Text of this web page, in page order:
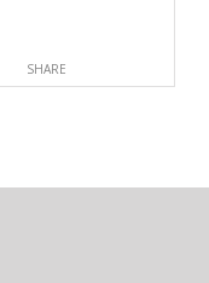
SHARE